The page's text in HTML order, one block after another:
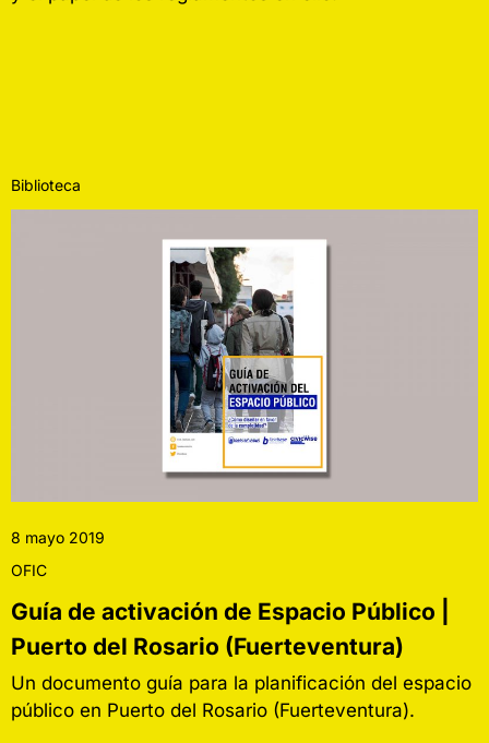
Biblioteca
8 mayo 2019
OFIC
Guía de activación de Espacio Público |
Puerto del Rosario (Fuerteventura)
Un documento guía para la planificación del espacio
público en Puerto del Rosario (Fuerteventura).